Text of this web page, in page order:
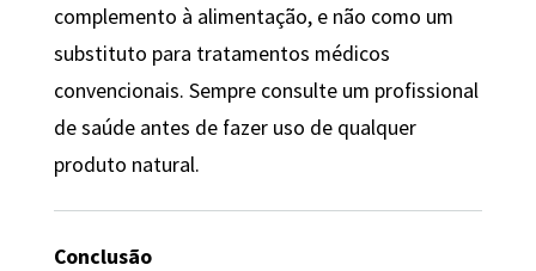
complemento à alimentação, e não como um
substituto para tratamentos médicos
convencionais. Sempre consulte um profissional
de saúde antes de fazer uso de qualquer
produto natural.
Conclusão